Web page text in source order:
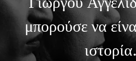
μπορούσε να
ιστορία.